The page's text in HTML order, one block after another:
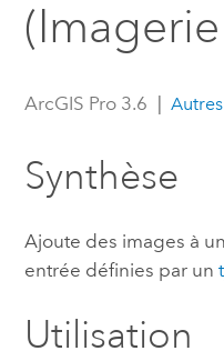
d’activité
ArcGIS Pro 3.6
Synthèse
Ajoute des images à
entrée définies par un
Utilisation